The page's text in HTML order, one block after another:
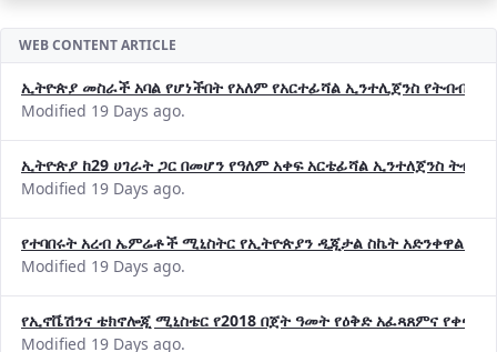
WEB CONTENT ARTICLE
ኢትዮጵያ መስራች አባል የሆነችበት የአለም የአርተፊሻል ኢንተሊጀንስ የትብብር
Modified 19 Days ago.
ኢትዮጵያ ከ29 ሀገራት ጋር በመሆን የዓለም አቀፍ አርቴፊሻል ኢንተለጀንስ
Modified 19 Days ago.
የተባበሩት አረብ ኤምሬቶች ሚኒስትር የኢትዮጵያን ዲጂታል ስኬት አድንቀዋል
Modified 19 Days ago.
የኢኖቬሽንና ቴክኖሎጂ ሚኒስቴር የ2018 በጀት ዓመት የዕቅድ አፈጻጸምና
Modified 19 Days ago.